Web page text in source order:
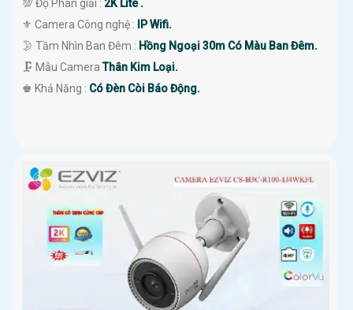
💯 Độ Phân giải : 2K Lite .
⚜️ Camera Công nghệ :
IP Wifi.
🌛 Tầm Nhìn Ban Đêm : Hồng Ngoại 30m Có Màu Ban Đêm.
🗜️ Mẫu CameraThân Kim Loại.
️♚ Khả Năng : Có Đèn Còi Báo Động.